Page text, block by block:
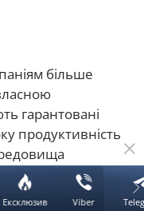
більше
гарантовані
продуктивність
— пояснили в
Ексклюзив Viber